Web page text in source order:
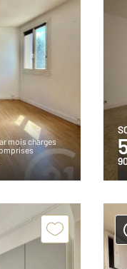
mois charges